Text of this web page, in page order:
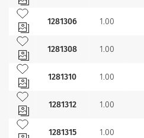
Añadir a mis favoritos
1281306
1.00
Añadir a mis favoritos
1281308
1.00
Añadir a mis favoritos
1281310
1.00
Añadir a mis favoritos
1281312
1.00
Añadir a mis favoritos
1281315
1.00